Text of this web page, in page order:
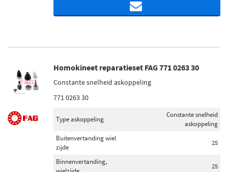
Homokineet reparatieset FAG 771 0263 30
Constante snelheid askoppeling
771 0263 30
Type askoppeling
Constante snelheid
askoppeling
Buitenvertanding wiel
zijde
25
Binnenvertanding,
25